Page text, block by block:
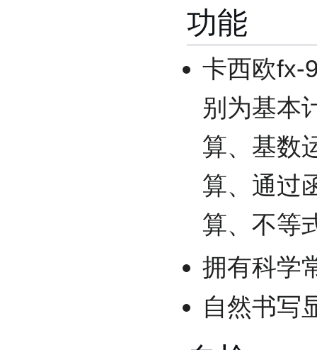
功能
卡西欧fx-
别为基本
算、基数
算、通过
算、不等
拥有科学
自然书写